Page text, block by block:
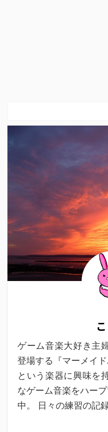
ゲーム音楽大好き主
登場する『マーメイ
という楽器に興味を
なゲーム音楽をハー
中。 日々の練習の記